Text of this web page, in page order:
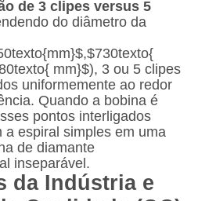
de 3 clipes versus 5
do diâmetro da
,$730texto{
mm}$), 3 ou 5 clipes
uniformemente ao redor
Quando a bobina é
pontos interligados
a espiral simples em uma
de diamante
inseparável.
da Indústria e